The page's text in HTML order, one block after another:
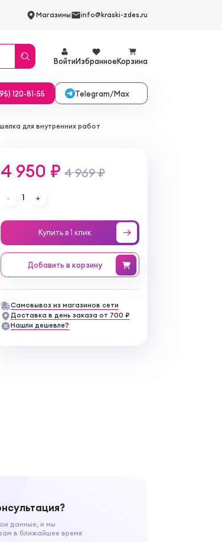
Магазины info@kraski-zdes.ru
ВойтиИзбранноеКорзина
120-81-55 Telegram/Max
для внутренних работ
4 950 ₽ 4 969 ₽
- 1 +
Купить в 1 клик
Добавить в корзину
Самовывоз из магазинов сети
Доставка в день заказа от 700 ₽
Нашли дешевле?
данные, и мы
в ближайшее время